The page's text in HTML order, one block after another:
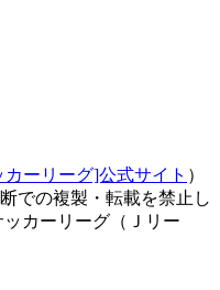
ーリーグ]公式サイト ）
での複製・転載を禁止し
カーリーグ（Ｊリー